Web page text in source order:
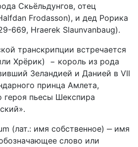
Скьёльдунгов, отец
Frodasson), и дед Рорика
669, Hraerek Slaunvanbaug).
транскрипции встречается
Хрёрик) − король из рода
Зеландией и Данией в VII
принца Амлета,
героя пьесы Шекспира
(лат.: имя собственное) ‒ имя
слово или